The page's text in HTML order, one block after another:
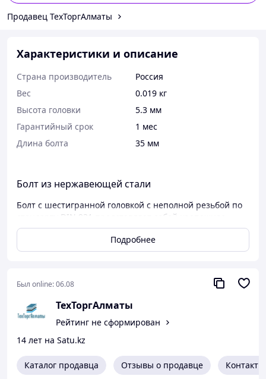
Продавец ТехТоргАлматы
Характеристики и описание
Страна производитель
Россия
Вес
0.019 кг
Высота головки
5.3 мм
Гарантийный срок
1 мес
Длина болта
35 мм
Болт из нержавеющей стали
Болт с шестигранной головкой с неполной резьбой по
стандарту DIN 931 представляет собой крепежное
изделие, изготовленное из нержавеющей стали,
которое обладает высокой коррозионной стойкостью и
прочностью. Этот тип болта используется в различных
долговечность и устойчивость к коррозии, что
делает эти болты идеальными для использования
в условиях повышенной влажности, агрессивных
средах и на открытом воздухе.
Шестигранная головка.
Шестигранная форма
головки обеспечивает надежное сцепление с
Подробнее
Был online:06.08
ТехТоргАлматы
Рейтинг не сформирован
14 лет на Satu.kz
Каталог продавца Отзывы о продавце Контакты